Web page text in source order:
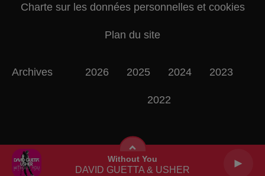
Without You
DAVID GUETTA & USHER
Charte sur les données personnelles et cookies
Plan du site
Archives 2026 2025 2024 2023
2022